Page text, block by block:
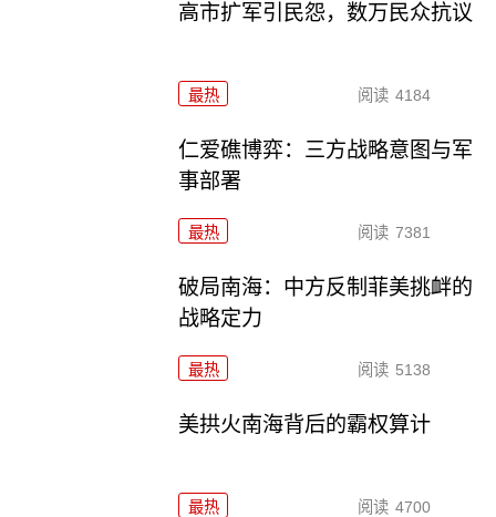
高市扩军引民怨，数万民众抗议
最热 阅读 4184
仁爱礁博弈：三方战略意图与军
事部署
最热 阅读 7381
破局南海：中方反制菲美挑衅的
战略定力
最热 阅读 5138
美拱火南海背后的霸权算计
最热 阅读 4700